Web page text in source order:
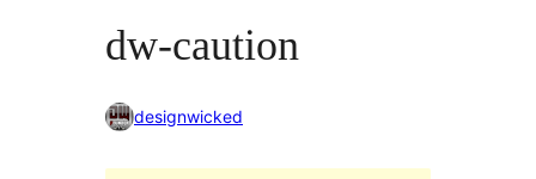
dw-caution
designwicked